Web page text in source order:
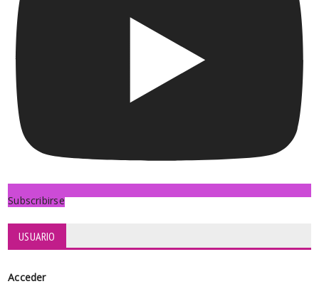
Subscribirse
USUARIO
Acceder